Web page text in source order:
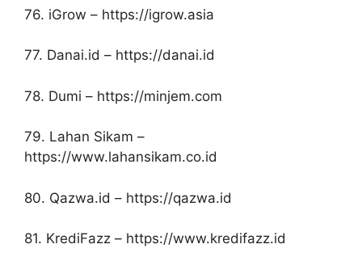
76. iGrow – https://igrow.asia
77. Danai.id – https://danai.id
78. Dumi – https://minjem.com
79. Lahan Sikam –
https://www.lahansikam.co.id
80. Qazwa.id – https://qazwa.id
81. KrediFazz – https://www.kredifazz.id